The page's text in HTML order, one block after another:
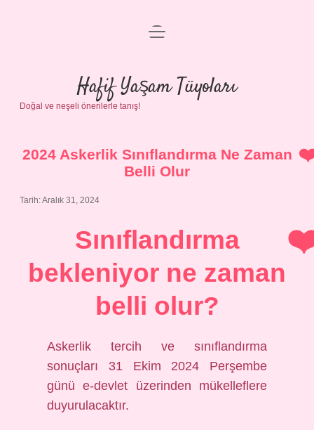
Anasayfa
Gizlilik Politikası
Yasal Uyarı
menüyü
Hafif Yaşam Tüyoları
Doğal ve neşeli önerilerle tanış!
2024 Askerlik Sınıflandırma Ne Zaman
Belli Olur
Tarih: Aralık 31, 2024
Sınıflandırma
bekleniyor ne zaman
belli olur?
Askerlik tercih ve sınıflandırma
sonuçları 31 Ekim 2024 Perşembe
günü e-devlet üzerinden mükelleflere
duyurulacaktır.